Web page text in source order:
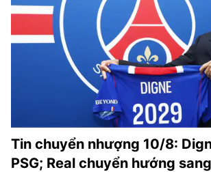
Tin chuyển nhượng 10/8:
PSG; Real chuyển hướng